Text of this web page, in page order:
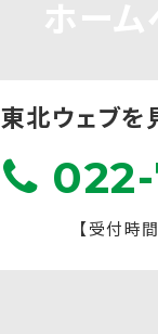
東北ウェブを
【受付時